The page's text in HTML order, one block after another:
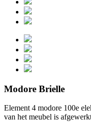
Modore Brielle
Element 4 modore 100e
van het meubel is